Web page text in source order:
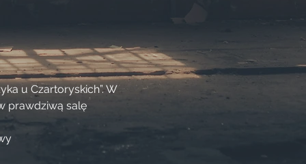
u Czartoryskich”. W
prawdziwą salę